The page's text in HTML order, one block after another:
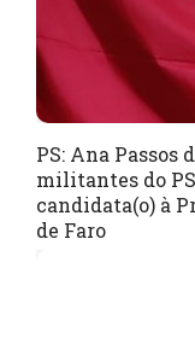
PS: Ana Passos
militantes do
candidata(o) à
de Faro